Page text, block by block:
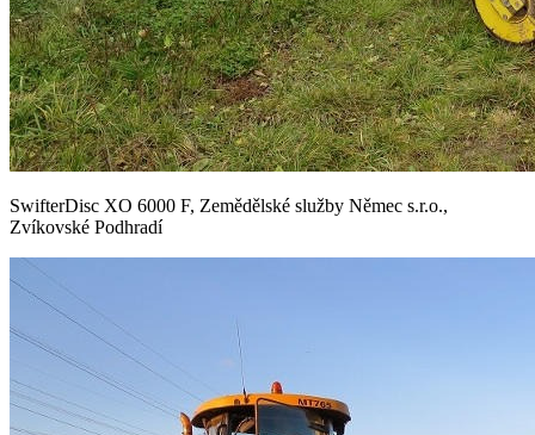
SwifterDisc XO 6000 F, Zemědělské služby Němec s.r.o.,
Zvíkovské Podhradí